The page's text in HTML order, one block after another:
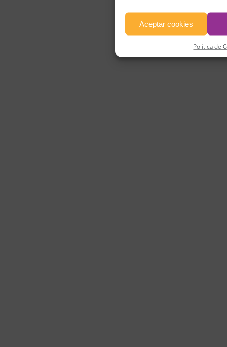
Aceptar cookies
Política de